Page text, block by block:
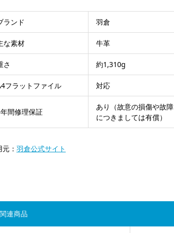
ランド 羽倉
な素材 牛革
さ 約1,310g
フラットファイル 対応
間修理保証
あり（故意の損傷や故障
につきましては有償）
： 羽倉公式サイト
連商品